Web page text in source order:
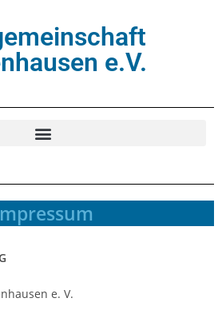
e.V.
e. V.